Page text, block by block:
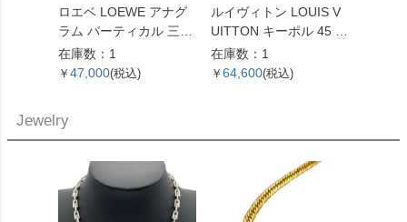
ロエベ LOEWE アナグ
ラム バーティカル 三つ
折り財布 ベージュ シル
バー金具【中古】
在庫数：1
￥ 47,000(税込)
ルイヴィトン LOUIS V
UITTON キーポル 45 ボ
ストンバッグ モノグラ
ム キャンバス M41428
在庫数：1
￥ 64,600(税込)
Jewelry